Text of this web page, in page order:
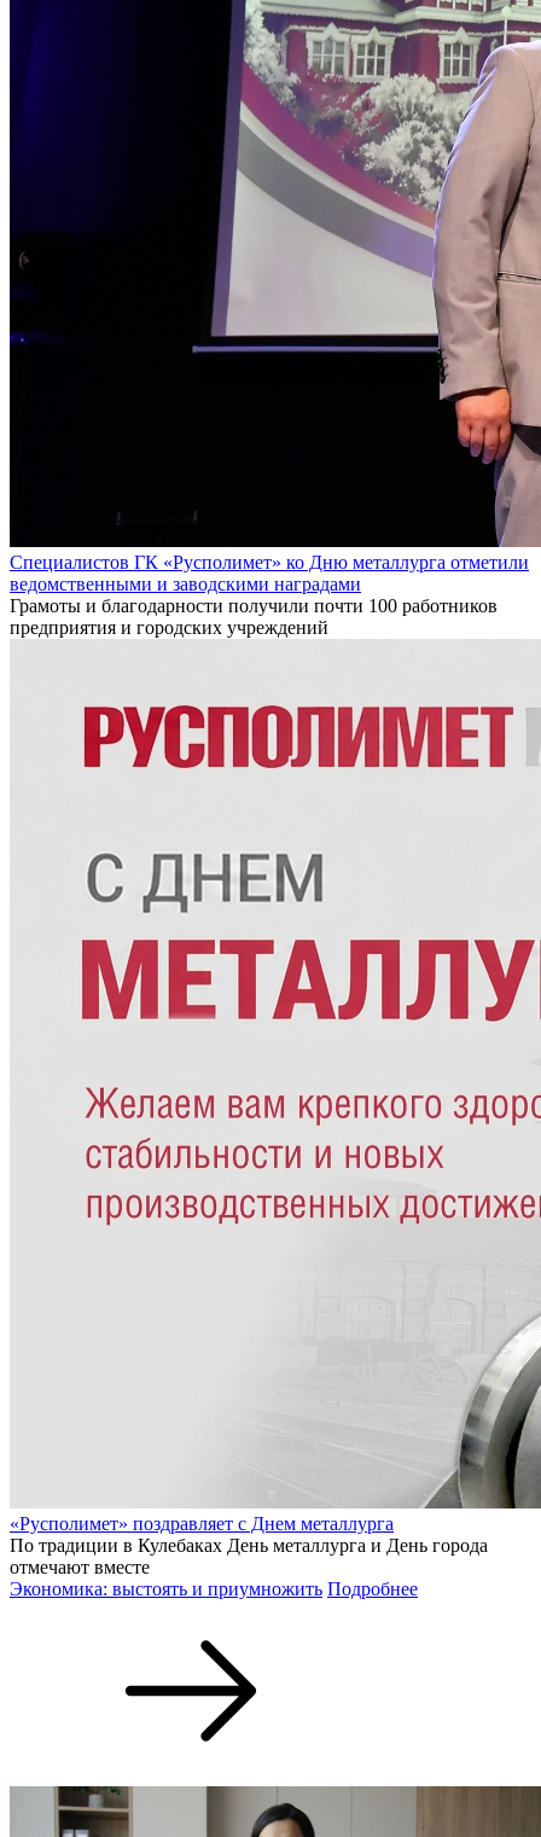
Специалистов ГК «Русполимет» ко Дню металлурга отметили
ведомственными и заводскими наградами
Грамоты и благодарности получили почти 100 работников
предприятия и городских учреждений
«Русполимет» поздравляет с Днем металлурга
По традиции в Кулебаках День металлурга и День города
отмечают вместе
Экономика: выстоять и приумножить Подробнее